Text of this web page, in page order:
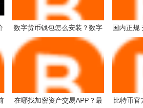
数字货币钱包怎么安装？数字
货币钱包新手使用教程
国内正规
资讯 中
在哪找加密资产交易APP？最
比特币官